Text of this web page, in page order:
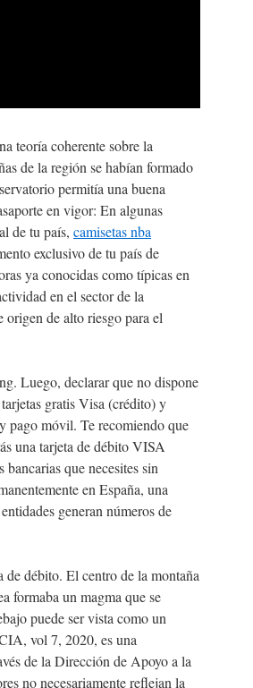
teoría coherente sobre la
de la región se habían formado
permitía una buena
en vigor: En algunas
de tu país, camisetas nba
exclusivo de tu país de
ya conocidas como típicas en
en el sector de la
de alto riesgo para el
Luego, declarar que no dispone
gratis Visa (crédito) y
pago móvil. Te recomiendo que
una tarjeta de débito VISA
que necesites sin
en España, una
generan números de
de débito. El centro de la montaña
formaba un magma que se
puede ser vista como un
vol 7, 2020, es una
de la Dirección de Apoyo a la
no necesariamente reflejan la